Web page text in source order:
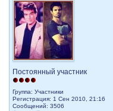
Постоянный участник
Группа: Участники
Регистрация: 1 Сен 2010, 21:16
Сообщений: 3506